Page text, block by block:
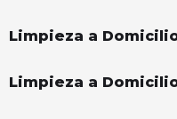
Limpieza a
Limpieza a